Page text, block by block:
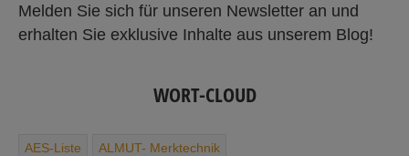
Melden Sie sich für unseren Newsletter an und
erhalten Sie exklusive Inhalte aus unserem Blog!
WORT-CLOUD
AES-Liste ALMUT- Merktechnik